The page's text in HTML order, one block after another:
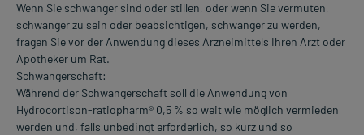
Wenn Sie schwanger sind oder stillen, oder wenn Sie vermuten,
schwanger zu sein oder beabsichtigen, schwanger zu werden,
fragen Sie vor der Anwendung dieses Arzneimittels Ihren Arzt oder
Apotheker um Rat.
Schwangerschaft:
Während der Schwangerschaft soll die Anwendung von
Hydrocortison-ratiopharm® 0,5 % so weit wie möglich vermieden
werden und, falls unbedingt erforderlich, so kurz und so